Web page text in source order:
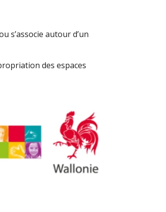
s’associe autour d’un
des espaces